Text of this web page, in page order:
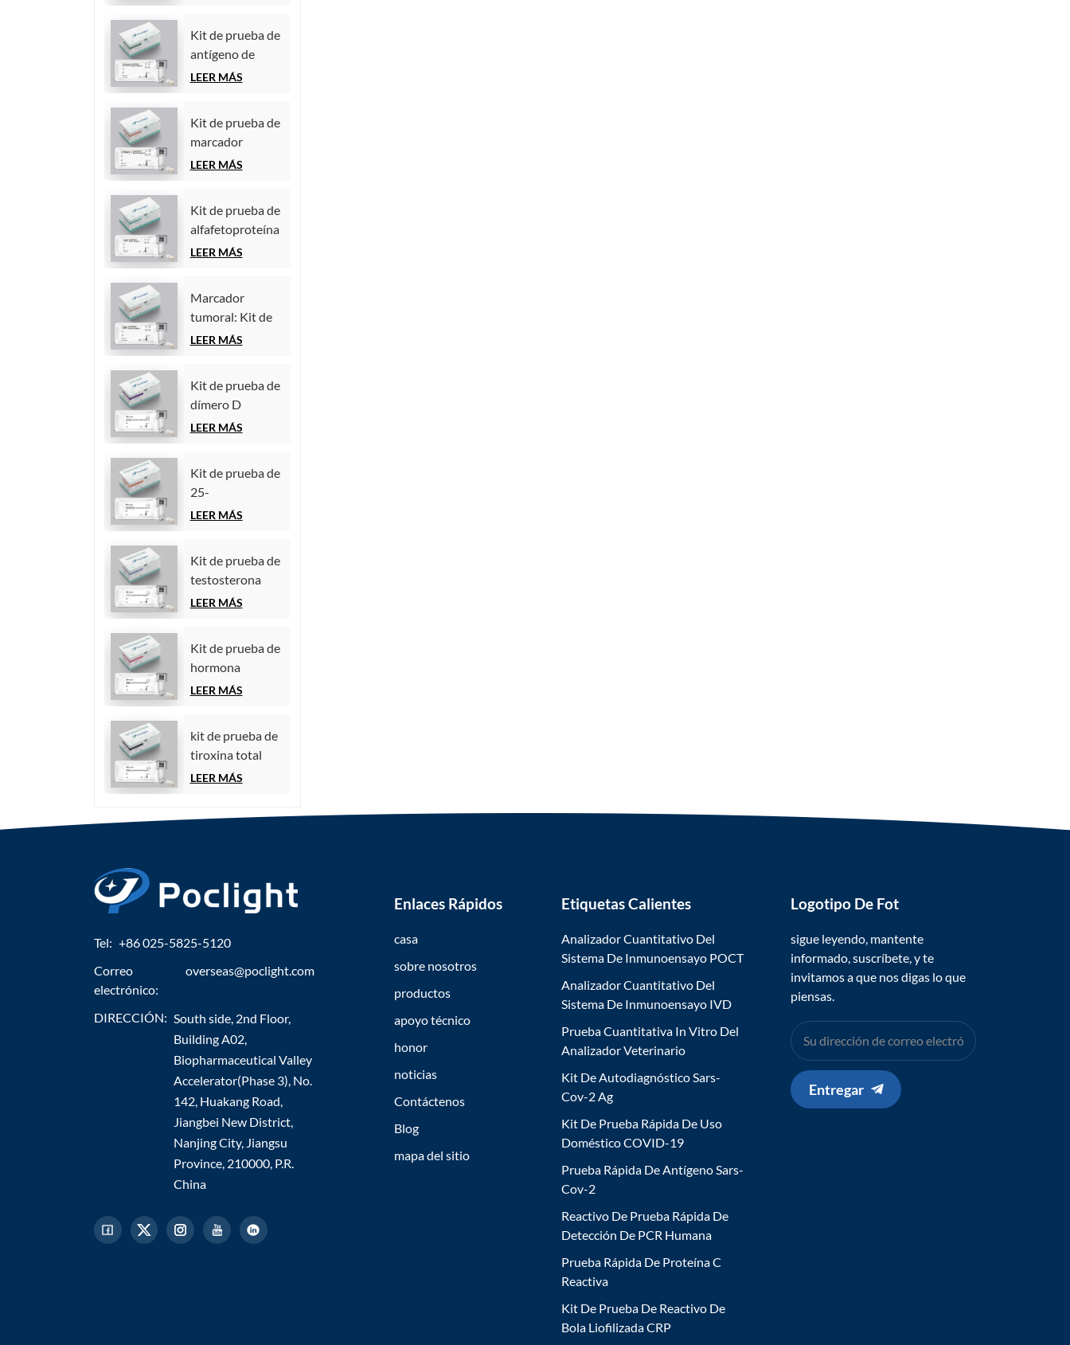
de
quimioluminiscencia
homogénea)
Kit de prueba de
antígeno de
carbohidratos
de
quimioluminiscencia
homogénea)
LEER MÁS
Kit de prueba de
marcador
tumoral
citoqueratina 19)
(inmunoensayo
de
homogénea)
LEER MÁS
Kit de prueba de
alfafetoproteína
(AFP) (marcador
de
quimioluminiscencia
homogénea)
LEER MÁS
Marcador
tumoral: Kit de
prueba de
(CEA)
(inmunoensayo
de
homogénea)
LEER MÁS
Kit de prueba de
dímero D
(inmunoensayo
homogénea)
LEER MÁS
Kit de prueba de
25-
hidroxivitamina
de
quimioluminiscencia
homogénea))
LEER MÁS
Kit de prueba de
testosterona
(inmunoensayo
LEER MÁS
Kit de prueba de
hormona
estimulante del
LEER MÁS
kit de prueba de
tiroxina total
(TT4)
LEER MÁS
Tel: +86 025-5825-5120
Correo
electrónico:
overseas@poclight.com
DIRECCIÓN: South side, 2nd Floor,
Building A02,
Biopharmaceutical Valley
Accelerator(Phase 3), No.
142, Huakang Road,
Jiangbei New District,
Nanjing City, Jiangsu
Province, 210000, P.R.
China
Enlaces Rápidos
casa
sobre nosotros
productos
apoyo técnico
honor
noticias
Contáctenos
Blog
mapa del sitio
Etiquetas Calientes
Analizador Cuantitativo Del
Sistema De Inmunoensayo POCT
Analizador Cuantitativo Del
Sistema De Inmunoensayo IVD
Prueba Cuantitativa In Vitro Del
Analizador Veterinario
Kit De Autodiagnóstico Sars-
Cov-2 Ag
Kit De Prueba Rápida De Uso
Doméstico COVID-19
Prueba Rápida De Antígeno Sars-
Cov-2
Reactivo De Prueba Rápida De
Detección De PCR Humana
Prueba Rápida De Proteína C
Reactiva
Kit De Prueba De Reactivo De
Bola Liofilizada CRP
Logotipo De Fot
sigue leyendo, mantente
informado, suscríbete, y te
invitamos a que nos digas lo que
piensas.
Entregar